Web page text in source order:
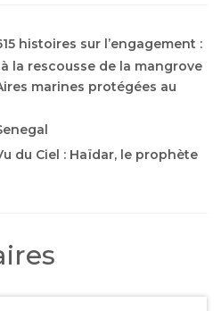
histoires sur l’engagement :
la rescousse de la mangrove
marines protégées au
du Ciel : Haïdar, le prophète